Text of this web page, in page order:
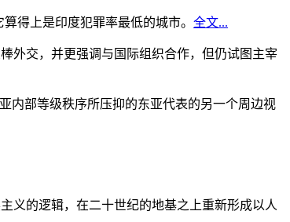
得上是印度犯罪率最低的城市。 全文...
外交，并更强调与国际组织合作，但仍试图主宰
内部等级秩序所压抑的东亚代表的另一个周边视
义的逻辑，在二十世纪的地基之上重新形成以人